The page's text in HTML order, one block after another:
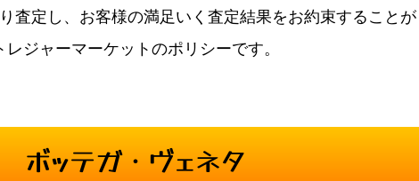
査定し、お客様の満足いく査定結果をお約束することが
レジャーマーケットのポリシーです。
ボッテガ・ヴェネタ